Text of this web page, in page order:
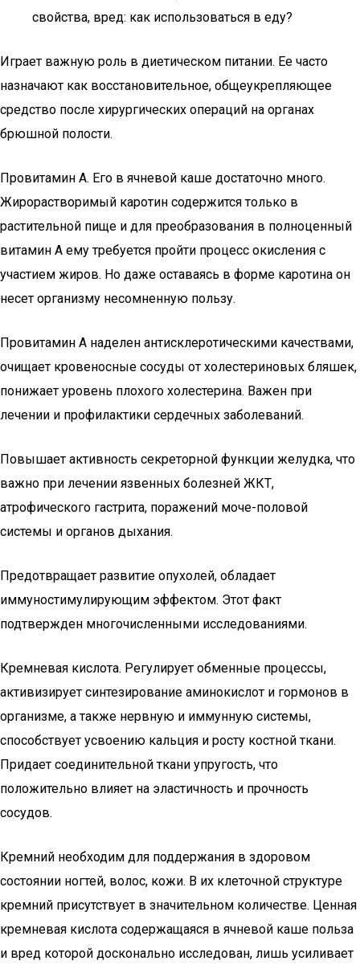
свойства, вред: как использоваться в еду?
Играет важную роль в диетическом питании. Ее часто
назначают как восстановительное, общеукрепляющее
средство после хирургических операций на органах
брюшной полости.
Провитамин А. Его в ячневой каше достаточно много.
Жирорастворимый каротин содержится только в
растительной пище и для преобразования в полноценный
витамин А ему требуется пройти процесс окисления с
участием жиров. Но даже оставаясь в форме каротина он
несет организму несомненную пользу.
Провитамин А наделен антисклеротическими качествами,
очищает кровеносные сосуды от холестериновых бляшек,
понижает уровень плохого холестерина. Важен при
лечении и профилактики сердечных заболеваний.
Повышает активность секреторной функции желудка, что
важно при лечении язвенных болезней ЖКТ,
атрофического гастрита, поражений моче-половой
системы и органов дыхания.
Предотвращает развитие опухолей, обладает
иммуностимулирующим эффектом. Этот факт
подтвержден многочисленными исследованиями.
Кремневая кислота. Регулирует обменные процессы,
активизирует синтезирование аминокислот и гормонов в
организме, а также нервную и иммунную системы,
способствует усвоению кальция и росту костной ткани.
Придает соединительной ткани упругость, что
положительно влияет на эластичность и прочность
сосудов.
Кремний необходим для поддержания в здоровом
состоянии ногтей, волос, кожи. В их клеточной структуре
кремний присутствует в значительном количестве. Ценная
кремневая кислота содержащаяся в ячневой каше польза
и вред которой досконально исследован, лишь усиливает